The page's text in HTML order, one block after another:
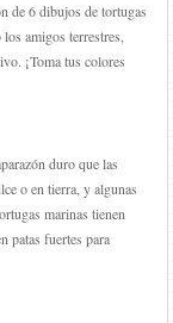
de 6 dibujos de tortugas
amigos terrestres,
¡Toma tus colores
duro que las
o en tierra, y algunas
marinas tienen
patas fuertes para